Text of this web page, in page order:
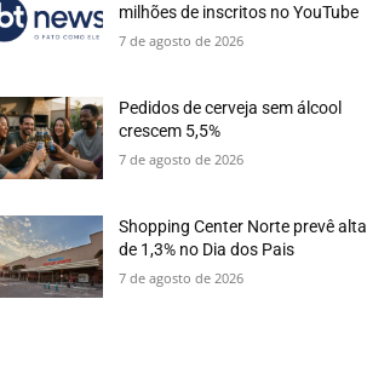
milhões de inscritos no YouTube
7 de agosto de 2026
Pedidos de cerveja sem álcool
crescem 5,5%
7 de agosto de 2026
Shopping Center Norte prevê alta
de 1,3% no Dia dos Pais
7 de agosto de 2026